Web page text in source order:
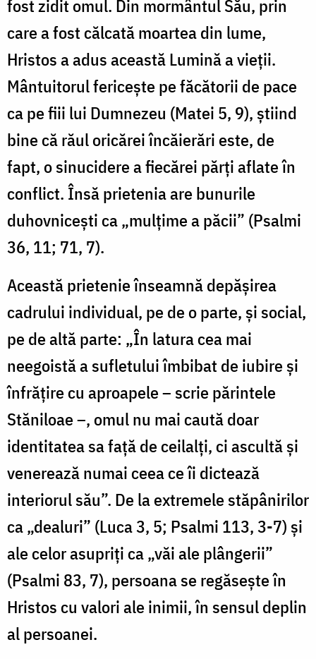
fost zidit omul. Din mormântul Său, prin
care a fost călcată moartea din lume,
Hristos a adus această Lumină a vieții.
Mântuitorul fericește pe făcătorii de pace
ca pe fiii lui Dumnezeu (Matei 5, 9), știind
bine că răul oricărei încăierări este, de
fapt, o sinucidere a fiecă­rei părți aflate în
conflict. Însă prietenia are bunurile
duhovni­cești ca „mulțime a păcii” (Psalmi
36, 11; 71, 7).
Această prietenie înseamnă depășirea
cadrului individual, pe de o parte, și social,
pe de altă parte: „În latura cea mai
neegoistă a sufletului îmbibat de iubire și
înfrățire cu aproapele – scrie părintele
Stăniloae –, omul nu mai caută doar
identitatea sa față de ceilalți, ci ascultă și
venerează numai ceea ce îi dictează
interiorul său”. De la extremele stăpânirilor
ca „dealuri” (Luca 3, 5; Psalmi 113, 3-7) și
ale celor asupriți ca „văi ale plângerii”
(Psalmi 83, 7), persoana se regăsește în
Hristos cu valori ale inimii, în sensul deplin
al persoanei.